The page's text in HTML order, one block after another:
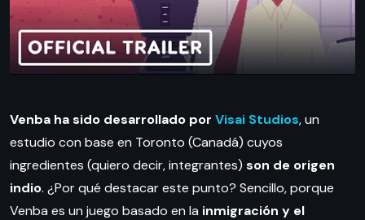
Venba ha sido desarrollado por Visai Studios, un
estudio con base en Toronto (Canadá) cuyos
ingredientes (quiero decir, integrantes) son de origen
indio. ¿Por qué destacar este punto? Sencillo, porque
Venba es un juego basado en la inmigración y el